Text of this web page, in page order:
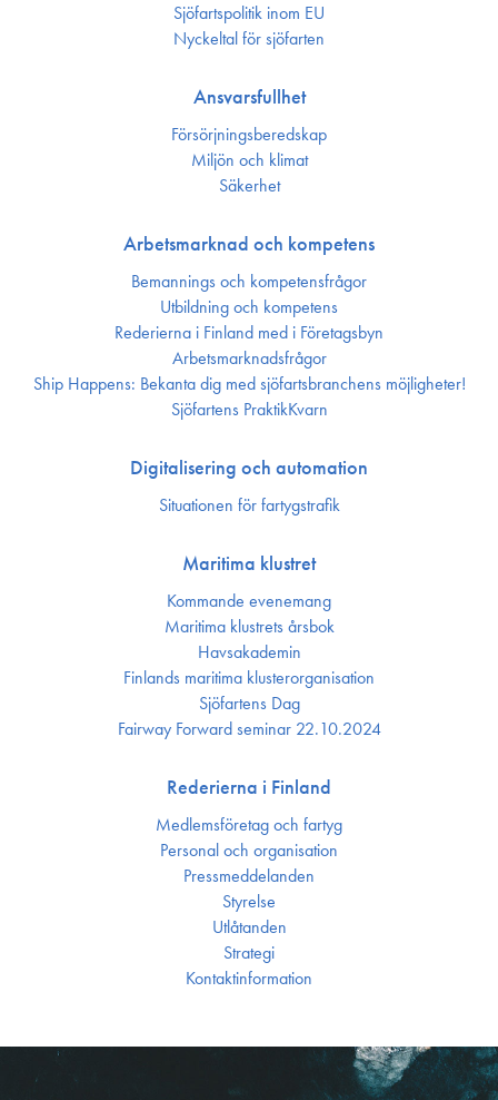
Sjöfarts­politik inom EU
Nyckeltal för sjöfarten
Ansvarsfullhet
Försörjnings­beredskap
Miljön och klimat
Säkerhet
Arbetsmarknad och kompetens
Bemannings och kompetens­frågor
Utbildning och kompetens
Rederierna i Finland med i Företagsbyn
Arbetsmarknadsfrågor
Ship Happens: Bekanta dig med sjöfartsbranchens möjligheter!
Sjöfartens PraktikKvarn
Digitalisering och automation
Situationen för fartygstrafik
Maritima klustret
Kommande evenemang
Maritima klustrets årsbok
Havsakademin
Finlands maritima kluster­organisation
Sjöfartens Dag
Fairway Forward seminar 22.10.2024
Rederierna i Finland
Medlemsföretag och fartyg
Personal och organisation
Press­meddelanden
Styrelse
Utlåtanden
Strategi
Kontakt­information